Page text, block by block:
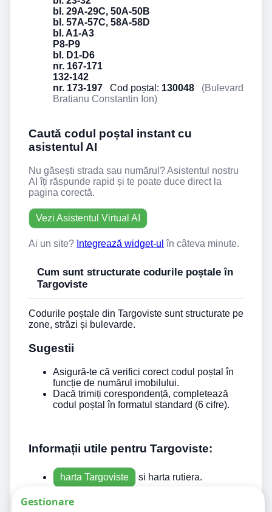
bl. 29A-29C, 50A-50B
bl. 57A-57C, 58A-58D
bl. A1-A3
P8-P9
bl. D1-D6
nr. 167-171
132-142
nr. 173-197 Cod poștal: 130048
(Bulevard
Bratianu Constantin Ion)
Caută codul poștal instant cu
asistentul AI
Nu găsești strada sau numărul? Asistentul nostru
AI îți răspunde rapid și te poate duce direct la
pagina corectă.
Vezi Asistentul Virtual AI
Ai un site? Integrează widget-ul în câteva minute.
Cum sunt structurate codurile poștale în
Targoviste
Codurile poștale din Targoviste sunt structurate pe
zone, străzi și bulevarde.
Sugestii
Asigură-te că verifici corect codul poștal în
funcție de numărul imobilului.
Dacă trimiți corespondență, completează
codul poștal în formatul standard (6 cifre).
Informații utile pentru Targoviste:
harta Targoviste si harta rutiera.
Parcări Targoviste
Gestionare